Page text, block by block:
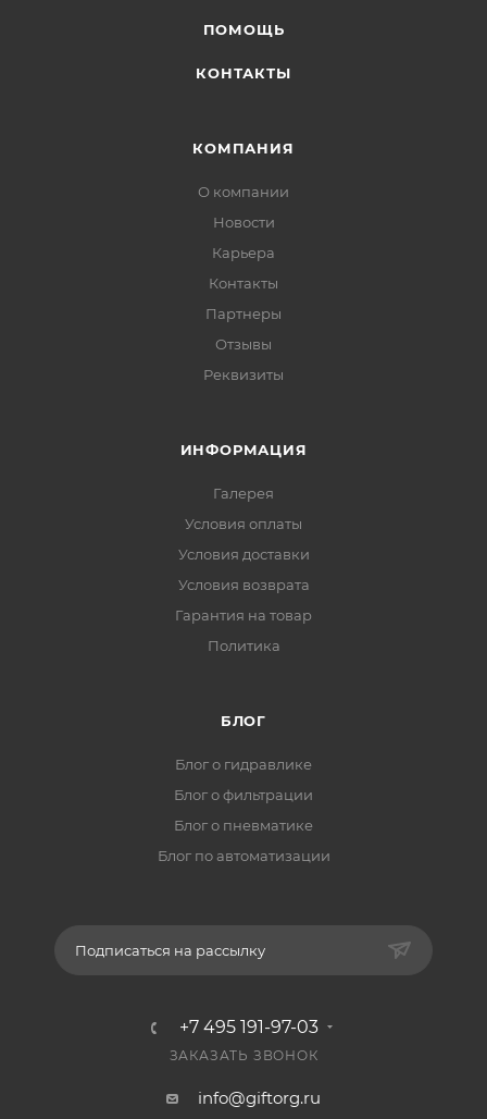
ПОМОЩЬ
КОНТАКТЫ
КОМПАНИЯ
О компании
Новости
Карьера
Контакты
Партнеры
Отзывы
Реквизиты
ИНФОРМАЦИЯ
Галерея
Условия оплаты
Условия доставки
Условия возврата
Гарантия на товар
Политика
БЛОГ
Блог о гидравлике
Блог о фильтрации
Блог о пневматике
Блог по автоматизации
Подписаться на рассылку
+7 495 191-97-03
ЗАКАЗАТЬ ЗВОНОК
info@giftorg.ru